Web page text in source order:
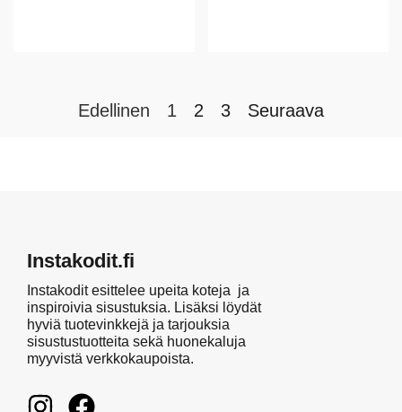
Edellinen 1 2 3 Seuraava
Instakodit.fi
Instakodit esittelee upeita koteja ja
inspiroivia sisustuksia. Lisäksi löydät
hyviä tuotevinkkejä ja tarjouksia
sisustustuotteita sekä huonekaluja
myyvistä verkkokaupoista.